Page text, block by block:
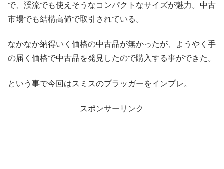
で、渓流でも使えそうなコンパクトなサイズが魅力。中古
市場でも結構高値で取引されている。
なかなか納得いく価格の中古品が無かったが、ようやく手
の届く価格で中古品を発見したので購入する事ができた。
という事で今回はスミスのプラッガーをインプレ。
スポンサーリンク